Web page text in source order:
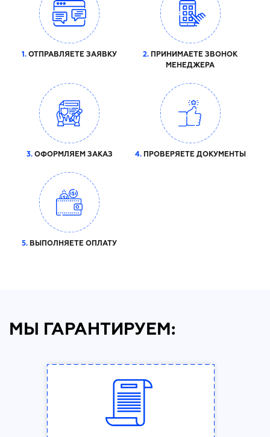
1. ОТПРАВЛЯЕТЕ ЗАЯВКУ 2. ПРИНИМАЕТЕ ЗВОНОК
МЕНЕДЖЕРА
3.ОФОРМЛЯЕМ ЗАКАЗ 4.ПРОВЕРЯЕТЕ ДОКУМЕНТЫ
5. ВЫПОЛНЯЕТЕ ОПЛАТУ
МЫ ГАРАНТИРУЕМ: